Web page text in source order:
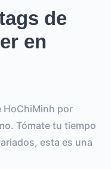
de
en
HoChiMinh por
Tómate tu tiempo
esta es una